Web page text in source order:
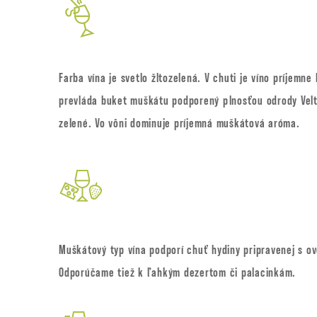
Farba vína je svetlo žltozelená. V chuti je víno príjemne
prevláda buket muškátu podporený plnosťou odrody
zelené. Vo vôni dominuje príjemná muškátová aróma.
Muškátový typ vína podporí chuť hydiny pripravenej s
Odporúčame tiež k ľahkým dezertom či palacinkám.